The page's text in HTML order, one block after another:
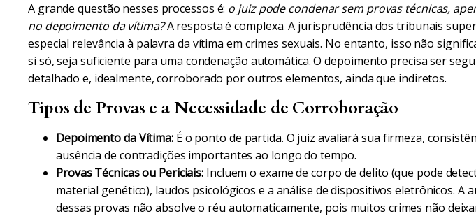
A grande questão nesses processos é: o juiz pode condenar sem provas técnicas,
no depoimento da vítima?A resposta é complexa. A jurisprudência dos tribunais
especial relevância à palavra da vítima em crimes sexuais. No entanto, isso não
si só, seja suficiente para uma condenação automática. O depoimento precisa ser
detalhado e, idealmente, corroborado por outros elementos, ainda que indiretos.
Tipos de Provas e a Necessidade de Corroboração
Depoimento da Vítima:É o ponto de partida. O juiz avaliará sua firmeza,
ausência de contradições importantes ao longo do tempo.
Provas Técnicas ou Periciais: Incluem o exame de corpo de delito (que pode
material genético), laudos psicológicos e a análise de dispositivos eletrônicos. A
dessas provas não absolve o réu automaticamente, pois muitos crimes não